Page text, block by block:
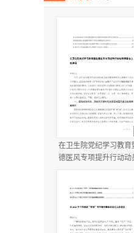
在卫生院党纪学习教育
德医风专项提升行动动
署会上的讲话在医院医
署会议上的讲话.docx